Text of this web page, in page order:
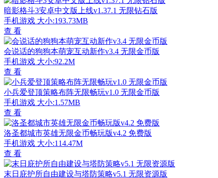
暗影格斗3安卓中文版上线v1.37.1 无限钻石版
手机游戏 大小:193.73MB
查 看
会说话的狗狗本萌宠互动新作v3.4 无限金币版
手机游戏 大小:92.2M
查 看
小兵爱登顶策略布阵无限畅玩v1.0 无限金币版
手机游戏 大小:1.57MB
查 看
洛圣都城市英雄无限金币畅玩版v4.2 免费版
手机游戏 大小:114.47M
查 看
末日庇护所自由建设与塔防策略v5.1 无限资源版